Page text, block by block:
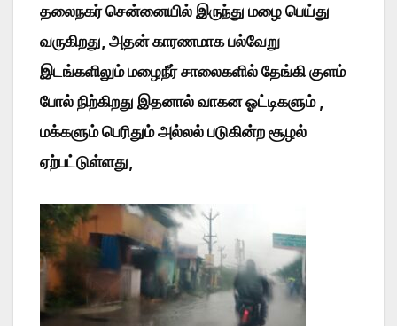
தலைநகர் சென்னையில் இருந்து மழை பெய்து
வருகிறது, அதன் காரணமாக பல்வேறு
இடங்களிலும் மழைநீர் சாலைகளில் தேங்கி குளம்
போல் நிற்கிறது இதனால் வாகன ஓட்டிகளும் ,
மக்களும் பெரிதும் அல்லல் படுகின்ற சூழல்
ஏற்பட்டுள்ளது,